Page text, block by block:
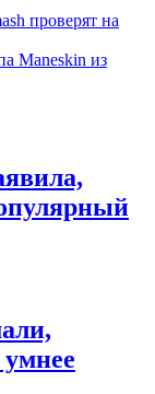
проверят на
Maneskin из
умнее